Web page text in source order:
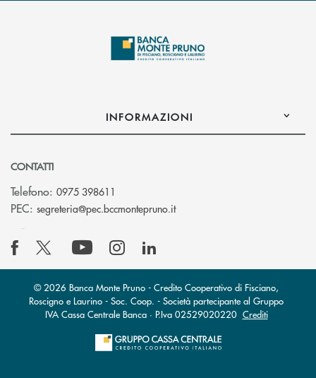
INFORMAZIONI
CONTATTI
Telefono: 0975 398611
PEC: segreteria@pec.bccmontepruno.it(si apre l’app di posta
© 2026 Banca Monte Pruno - Credito Cooperativo di Fisciano,
Roscigno e Laurino - Soc. Coop. - Società partecipante al Gruppo
IVA Cassa Centrale Banca · P.Iva 02529020220 Crediti